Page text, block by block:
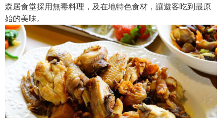
森居食堂採用無毒料理，及在地特色食材，讓遊客吃到最原
始的美味。